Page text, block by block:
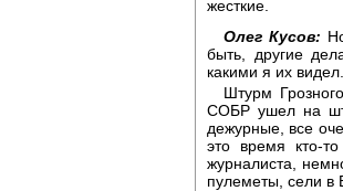
жесткие.
Олег Кусов:
быть, другие
какими я их видел.
Штурм
СОБР ушел на
дежурные, все
это время кто-
журналиста,
пулеметы, сели в